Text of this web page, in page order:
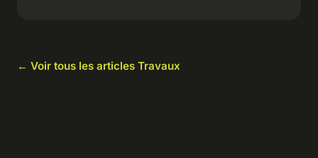
← Voir tous les articles Travaux